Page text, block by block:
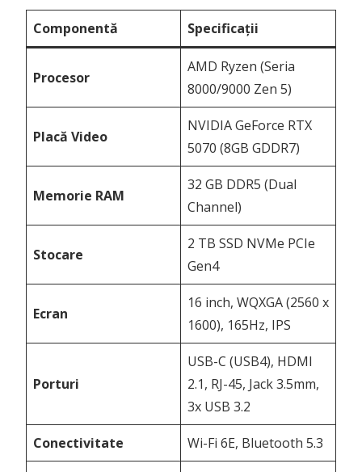
Componentă Specificații
Procesor
AMD Ryzen (Seria
8000/9000 Zen 5)
Placă Video
NVIDIA GeForce RTX
5070 (8GB GDDR7)
Memorie RAM
32 GB DDR5 (Dual
Channel)
Stocare
2 TB SSD NVMe PCIe
Gen4
Ecran
16 inch, WQXGA (2560 x
1600), 165Hz, IPS
Porturi
USB-C (USB4), HDMI
2.1, RJ-45, Jack 3.5mm,
3x USB 3.2
Conectivitate Wi-Fi 6E, Bluetooth 5.3